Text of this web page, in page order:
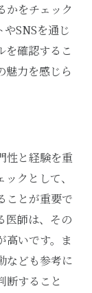
かをチェック
SNSを通じ
を確認するこ
魅力を感じら
性と経験を重
クとして、
ことが重要で
医師は、その
高いです。ま
なども参考に
断すること